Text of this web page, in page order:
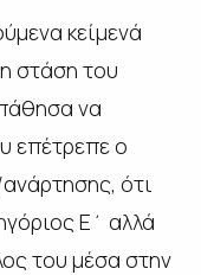
κείμενά
στάση του
να
επέτρεπε ο
ότι
Ε΄ αλλά
του μέσα στην